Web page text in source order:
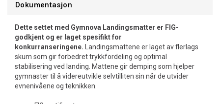
Dokumentasjon
Dette settet med Gymnova Landingsmatter er FIG-
godkjent og er laget spesifikt for
konkurranseringene. Landingsmattene er laget av flerlags
skum som gir forbedret trykkfordeling og optimal
stabilisering ved landing. Mattene gir demping som hjelper
gymnaster til å videreutvikle selvtilliten sin når de utvider
evnenivåene og teknikken.